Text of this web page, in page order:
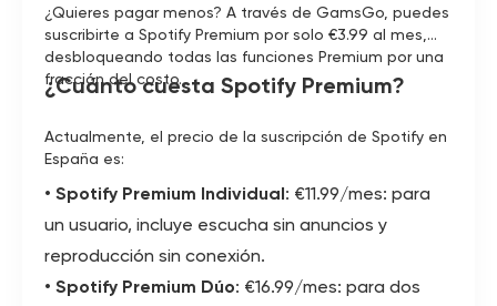
¿Quieres pagar menos? A través de GamsGo, puedes
suscribirte a Spotify Premium por solo €3.99 al mes,
desbloqueando todas las funciones Premium por una
fracción del costo.
¿Cuánto cuesta Spotify Premium?
Actualmente, el precio de la suscripción de Spotify en
España es:
• Spotify Premium Individual: €11.99/mes: para
un usuario, incluye escucha sin anuncios y
reproducción sin conexión.
• Spotify Premium Dúo: €16.99/mes: para dos